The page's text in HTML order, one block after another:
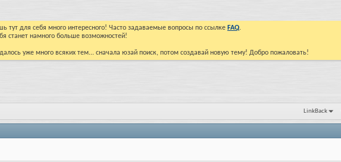
для себя много интересного! Часто задаваемые вопросы по ссылке FAQ.
станет намного больше возможностей!
уже много всяких тем... сначала юзай поиск, потом создавай новую тему! Добро пожаловать!
LinkBack